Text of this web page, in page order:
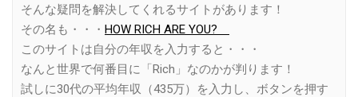
そんな疑問を解決してくれるサイトがあります！
その名も・・・ HOW RICH ARE YOU?
このサイトは自分の年収を入力すると・・・
なんと世界で何番目に「Rich」なのかが判ります！
試しに30代の平均年収（435万）を入力し、ボタンを押す